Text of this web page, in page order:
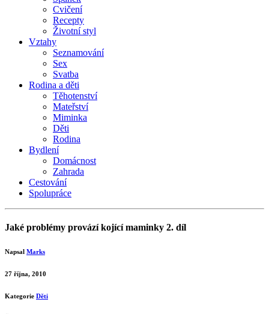
Cvičení
Recepty
Životní styl
Vztahy
Seznamování
Sex
Svatba
Rodina a děti
Těhotenství
Mateřství
Miminka
Děti
Rodina
Bydlení
Domácnost
Zahrada
Cestování
Spolupráce
Jaké problémy provází kojící maminky 2. díl
Napsal Marks
27 října, 2010
Kategorie Děti